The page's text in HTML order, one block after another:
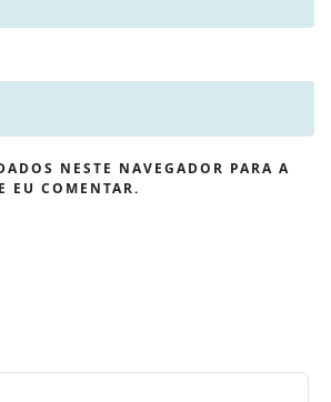
NESTE NAVEGADOR PARA A
EU COMENTAR.